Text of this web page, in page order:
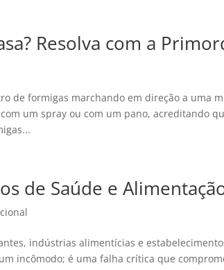
Resolva com a
de formigas marchando em direção a uma
um spray ou com um pano, acreditando
de Saúde e
indústrias alimentícias e
incômodo; é uma falha crítica que